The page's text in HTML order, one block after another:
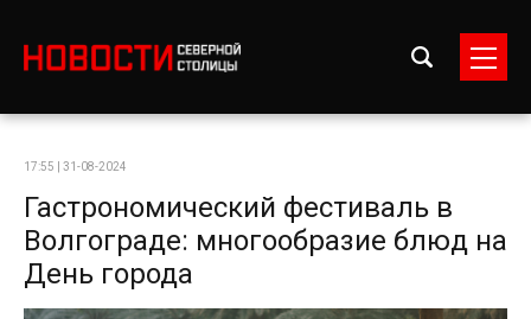
17:55 | 31-08-2024
Гастрономический фестиваль в
Волгограде: многообразие блюд на
День города